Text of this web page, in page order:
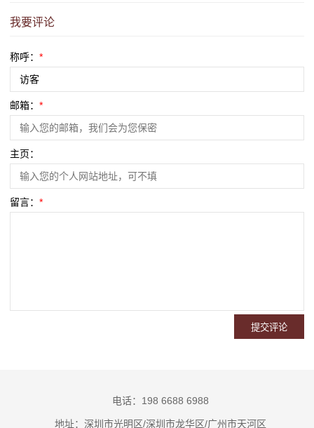
我要评论
称呼： *
邮箱： *
主页：
留言： *
电话：198 6688 6988
地址：深圳市光明区/深圳市龙华区/广州市天河区